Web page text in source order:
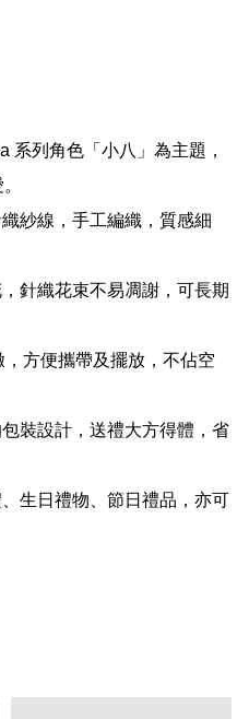
系列角色「小八」為主題，
紗線，手工編織，質感細
針織花束不易凋謝，可長期
方便攜帶及擺放，不佔空
裝設計，送禮大方得體，省
生日禮物、節日禮品，亦可